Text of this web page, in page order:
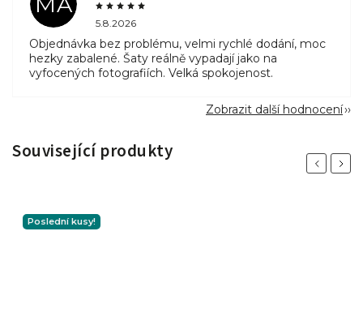
5.8.2026
Objednávka bez problému, velmi rychlé dodání, moc
hezky zabalené. Šaty reálně vypadají jako na
vyfocených fotografiích. Velká spokojenost.
Zobrazit další hodnocení
Související produkty
Previous
Poslední kusy!
Next